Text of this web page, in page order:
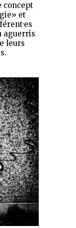
concept
et
aguerris
leurs